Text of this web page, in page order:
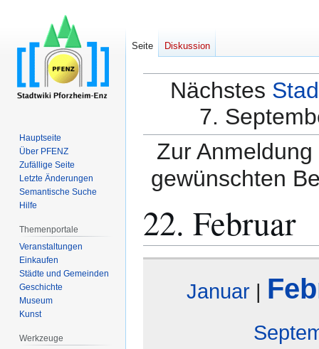
Nächstes
7.
Zur
gewünschten
22. Februar
Januar|
Seite Diskussion
Hauptseite
Über PFENZ
Zufällige Seite
Letzte Änderungen
Semantische Suche
Hilfe
Themenportale
Veranstaltungen
Einkaufen
Städte und Gemeinden
Geschichte
Museum
Kunst
Werkzeuge